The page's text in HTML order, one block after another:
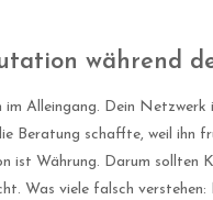
während
Alleingang. Dein Netzwerk
Beratung schaffte, weil ihn
ist Währung. Darum sollten
Was viele falsch